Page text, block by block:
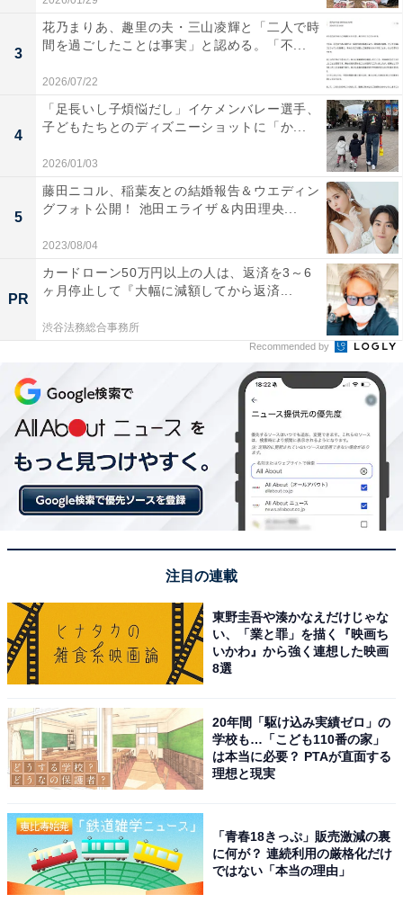
3
花乃まりあ、趣里の夫・三山凌輝と「二人で時
間を過ごしたことは事実」と認める。「不...
2026/07/22
4
「足長いし子煩悩だし」イケメンバレー選手、
子どもたちとのディズニーショットに「か...
2026/01/03
5
藤田ニコル、稲葉友との結婚報告＆ウエディン
グフォト公開！ 池田エライザ＆内田理央...
2023/08/04
PR
カードローン50万円以上の人は、返済を3～6
ヶ月停止して『大幅に減額してから返済...
渋谷法務総合事務所
Recommended by
注目の連載
東野圭吾や湊かなえだけじゃな
い、「業と罪」を描く『映画ち
いかわ』から強く連想した映画
8選
20年間「駆け込み実績ゼロ」の
学校も…「こども110番の家」
は本当に必要？ PTAが直面する
理想と現実
「青春18きっぷ」販売激減の裏
に何が？ 連続利用の厳格化だけ
ではない「本当の理由」